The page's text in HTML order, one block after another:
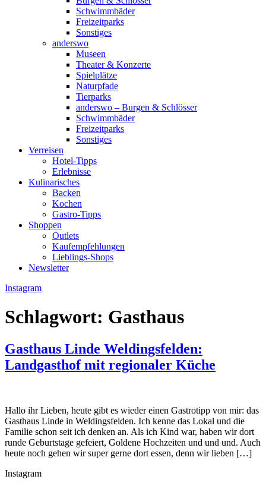
Schwimmbäder
Freizeitparks
Sonstiges
anderswo
Museen
Theater & Konzerte
Spielplätze
Naturpfade
Tierparks
anderswo – Burgen & Schlösser
Schwimmbäder
Freizeitparks
Sonstiges
Verreisen
Hotel-Tipps
Erlebnisse
Kulinarisches
Backen
Kochen
Gastro-Tipps
Shoppen
Outlets
Kaufempfehlungen
Lieblings-Shops
Newsletter
Instagram
Schlagwort: Gasthaus
Gasthaus Linde Weldingsfelden:
Landgasthof mit regionaler Küche
Hallo ihr Lieben, heute gibt es wieder einen Gastrotipp von mir: das
Gasthaus Linde in Weldingsfelden. Ich kenne das Lokal und die
Familie schon seit ich denken an. Als ich Kind war, haben wir dort
runde Geburtstage gefeiert, Goldene Hochzeiten und und und. Auch
heute noch gehen wir super gerne dort essen, denn wir lieben […]
Instagram